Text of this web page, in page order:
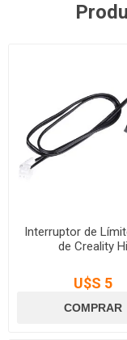
Interruptor de
de Creality Hi
U$S 5